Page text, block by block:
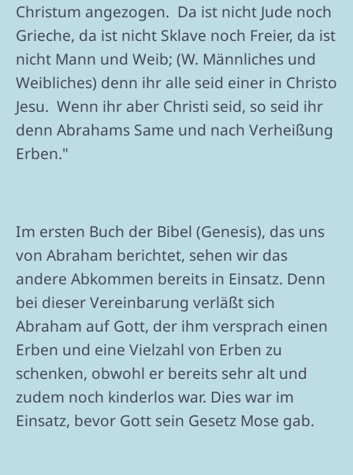
Christum angezogen. Da ist nicht Jude noch
Grieche, da ist nicht Sklave noch Freier, da ist
nicht Mann und Weib; (W. Männliches und
Weibliches) denn ihr alle seid einer in Christo
Jesu. Wenn ihr aber Christi seid, so seid ihr
denn Abrahams Same und nach Verheißung
Erben."
Im ersten Buch der Bibel (Genesis), das uns
von Abraham berichtet, sehen wir das
andere Abkommen bereits in Einsatz. Denn
bei dieser Vereinbarung verläßt sich
Abraham auf Gott, der ihm versprach einen
Erben und eine Vielzahl von Erben zu
schenken, obwohl er bereits sehr alt und
zudem noch kinderlos war. Dies war im
Einsatz, bevor Gott sein Gesetz Mose gab.